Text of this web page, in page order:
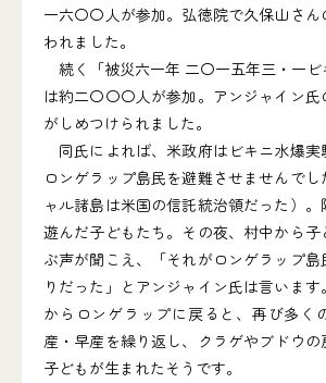
一六〇〇人が参加。弘徳院で久保山さん
われました。
続く「被災六一年 二〇一五年三・一ビ
は約二〇〇〇人が参加。アンジャイン
がしめつけられました。
同氏によれば、米政府はビキニ水爆実
ロンゲラップ島民を避難させませんで
ャル諸島は米国の信託統治領だった）
遊んだ子どもたち。その夜、村中から
ぶ声が聞こえ、「それがロンゲラップ島
りだった」とアンジャイン氏は言いま
からロンゲラップに戻ると、再び多く
産・早産を繰り返し、クラゲやブドウの
子どもが生まれたそうです。